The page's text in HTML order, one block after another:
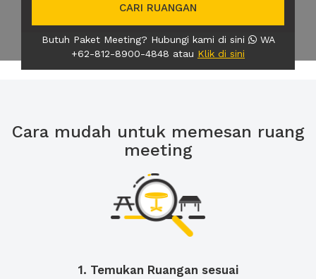
CARI RUANGAN
Butuh Paket Meeting? Hubungi kami di sini
WA
+62-812-8900-4848 atau Klik di sini
Cara mudah untuk memesan ruang
meeting
1. Temukan Ruangan sesuai